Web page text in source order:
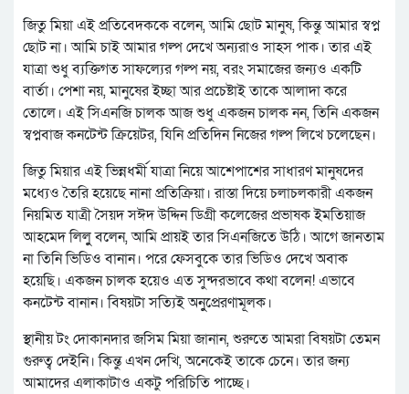
জিতু মিয়া এই প্রতিবেদককে বলেন, আমি ছোট মানুষ, কিন্তু আমার স্বপ্ন
ছোট না। আমি চাই আমার গল্প দেখে অন্যরাও সাহস পাক। তার এই
যাত্রা শুধু ব্যক্তিগত সাফল্যের গল্প নয়, বরং সমাজের জন্যও একটি
বার্তা। পেশা নয়, মানুষের ইচ্ছা আর প্রচেষ্টাই তাকে আলাদা করে
তোলে। এই সিএনজি চালক আজ শুধু একজন চালক নন, তিনি একজন
স্বপ্নবাজ কনটেন্ট ক্রিয়েটর, যিনি প্রতিদিন নিজের গল্প লিখে চলেছেন।
জিতু মিয়ার এই ভিন্নধর্মী যাত্রা নিয়ে আশেপাশের সাধারণ মানুষদের
মধ্যেও তৈরি হয়েছে নানা প্রতিক্রিয়া। রাস্তা দিয়ে চলাচলকারী একজন
নিয়মিত যাত্রী সৈয়দ সঈদ উদ্দিন ডিগ্রী কলেজের প্রভাষক ইমতিয়াজ
আহমেদ লিলুু বলেন, আমি প্রায়ই তার সিএনজিতে উঠি। আগে জানতাম
না তিনি ভিডিও বানান। পরে ফেসবুকে তার ভিডিও দেখে অবাক
হয়েছি। একজন চালক হয়েও এত সুন্দরভাবে কথা বলেন! এভাবে
কনটেন্ট বানান। বিষয়টা সত্যিই অনুুপ্রেরণামূলক।
স্থানীয় টং দোকানদার জসিম মিয়া জানান, শুরুতে আমরা বিষয়টা তেমন
গুরুত্ব দেইনি। কিন্তু এখন দেখি, অনেকেই তাকে চেনে। তার জন্য
আমাদের এলাকাটাও একটু পরিচিতি পাচ্ছে।